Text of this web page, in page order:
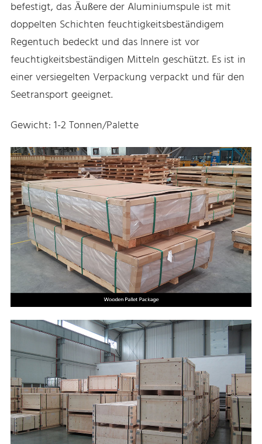
befestigt, das Äußere der Aluminiumspule ist mit
doppelten Schichten feuchtigkeitsbeständigem
Regentuch bedeckt und das Innere ist vor
feuchtigkeitsbeständigen Mitteln geschützt. Es ist in
einer versiegelten Verpackung verpackt und für den
Seetransport geeignet.
Gewicht: 1-2 Tonnen/Palette